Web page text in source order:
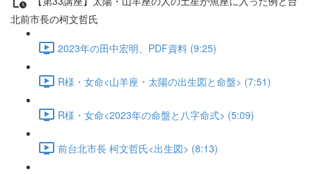
北前市長の柯文哲氏
2023年の田中宏明、PDF資料 (9:25)
R様・女命<山羊座・太陽の出生図と命盤> (7:51)
R様・女命<2023年の命盤と八字命式> (5:09)
前台北市長 柯文哲氏<出生図> (8:13)